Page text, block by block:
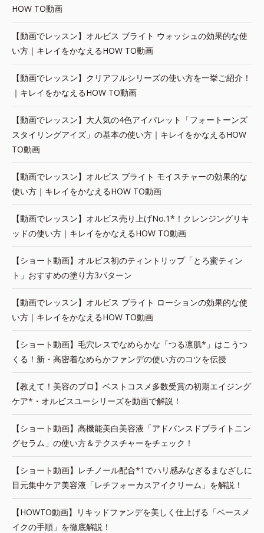
HOW TO動画
【動画でレッスン】オルビス ブライト ウォッシュの効果的な使
い方｜キレイをかなえるHOW TO動画
【動画でレッスン】クリアフルシリーズの使い方を一挙ご紹介！
｜キレイをかなえるHOW TO動画
【動画でレッスン】大人気の4色アイパレット「フォートーンズ
スタイリングアイズ」の基本の使い方｜キレイをかなえるHOW
TO動画
【動画でレッスン】オルビス ブライト モイスチャーの効果的な
使い方｜キレイをかなえるHOW TO動画
【動画でレッスン】オルビス売り上げNo.1*！クレンジングリキ
ッドの使い方｜キレイをかなえるHOW TO動画
【ショート動画】オルビス初のティントリップ「とろ蜜ティン
ト」おすすめの塗り方3パターン
【動画でレッスン】オルビス ブライト ローションの効果的な使
い方｜キレイをかなえるHOW TO動画
【ショート動画】毛穴レスでなめらかな「つる凛肌*」はこうつ
くる！新・高密着なめらかファンデの使い方のコツを伝授
【教えて！美容のプロ】ベストコスメ多数受賞の初期エイジング
ケア*・オルビスユーシリーズを動画で解説！
【ショート動画】高機能美白美容液「アドバンスドブライトニン
グセラム」の使い方＆テクスチャーをチェック！
【ショート動画】レチノール配合*1でハリ感みなぎるまなざしに
目元集中ケア美容液「レチフォーカスアイクリーム」を解説！
【HOWTO動画】リキッドファンデを美しく仕上げる「ベースメ
イクの手順」を徹底解説！